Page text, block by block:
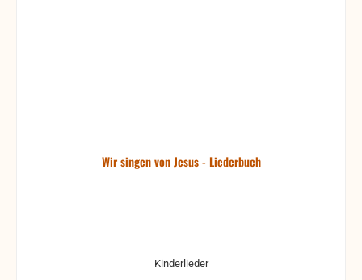
Wir singen von Jesus - Liederbuch
Kinderlieder